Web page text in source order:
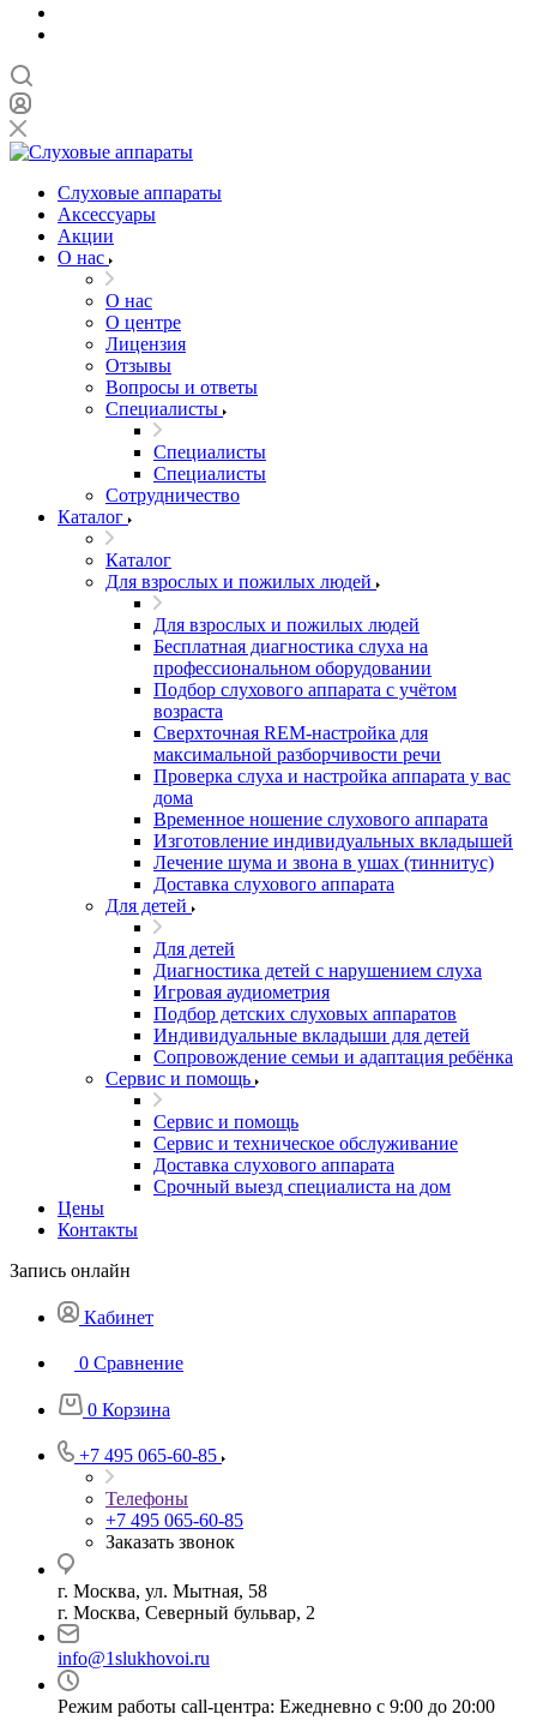
Слуховые аппараты
Аксессуары
Акции
О нас
О нас
О центре
Лицензия
Отзывы
Вопросы и ответы
Специалисты
Специалисты
Специалисты
Сотрудничество
Каталог
Каталог
Для взрослых и пожилых людей
Для взрослых и пожилых людей
Бесплатная диагностика слуха на
профессиональном оборудовании
Подбор слухового аппарата с учётом
возраста
Сверхточная REM-настройка для
максимальной разборчивости речи
Проверка слуха и настройка аппарата у вас
дома
Временное ношение слухового аппарата
Изготовление индивидуальных вкладышей
Лечение шума и звона в ушах (тиннитус)
Доставка слухового аппарата
Для детей
Для детей
Диагностика детей с нарушением слуха
Игровая аудиометрия
Подбор детских слуховых аппаратов
Индивидуальные вкладыши для детей
Сопровождение семьи и адаптация ребёнка
Сервис и помощь
Сервис и помощь
Сервис и техническое обслуживание
Доставка слухового аппарата
Срочный выезд специалиста на дом
Цены
Контакты
Запись онлайн
Кабинет
0 Сравнение
0 Корзина
+7 495 065-60-85
Телефоны
+7 495 065-60-85
Заказать звонок
г. Москва, ул. Мытная, 58
г. Москва, Северный бульвар, 2
info@1slukhovoi.ru
Режим работы call-центра: Ежедневно с 9:00 до 20:00